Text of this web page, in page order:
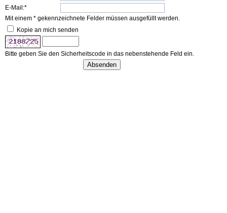
E-Mail:*
Mit einem * gekennzeichnete Felder müssen ausgefüllt werden.
Kopie an mich senden
Bitte geben Sie den Sicherheitscode in das nebenstehende Feld ein.